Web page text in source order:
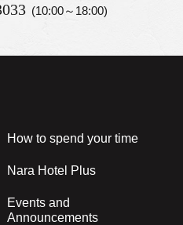
(10:00～18:00)
How to spend your time
Nara Hotel Plus
Events and
Announcements